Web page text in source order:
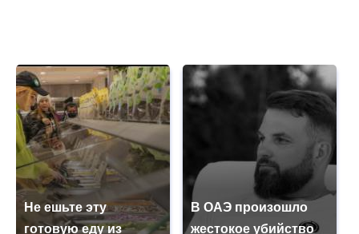
Не ешьте эту
готовую еду из
В ОАЭ произошло
жестокое убийство